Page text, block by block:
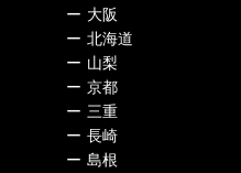
ー 大阪
ー 北海道
ー 山梨
ー 京都
ー 三重
ー 長崎
ー 島根